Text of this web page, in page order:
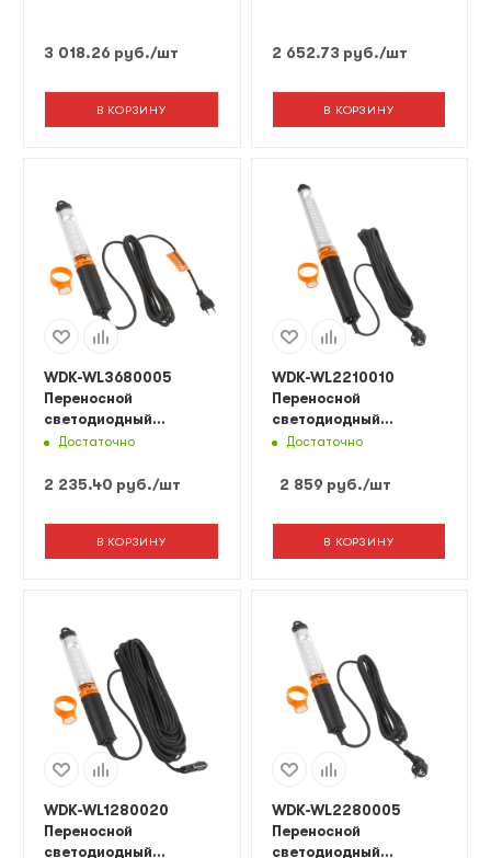
3 018.26 руб./шт
В КОРЗИНУ
2 652.73 руб./шт
В КОРЗИНУ
WDK-WL3680005
Переносной
светодиодный
светильник, 36 В,
вилка тип C
Достаточно
2 235.40 руб./шт
В КОРЗИНУ
WDK-WL2210010
Переносной
светодиодный
светильник XL, 220 В,
Достаточно
2 859 руб./шт
В КОРЗИНУ
WDK-WL1280020
Переносной
светодиодный
WDK-WL2280005
Переносной
светодиодный